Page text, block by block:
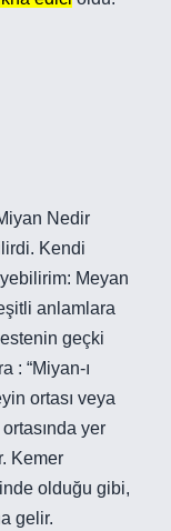
Nedir
Kendi
Meyan
anlamlara
geçki
: “Miyan-ı
ortası veya
yer
Kemer
olduğu gibi,
gelir.